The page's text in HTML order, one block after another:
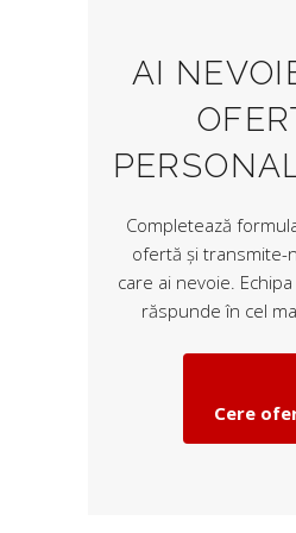
AI
Completează
ofertă și transmite-
care ai nevoie.
răspunde în cel
Cere